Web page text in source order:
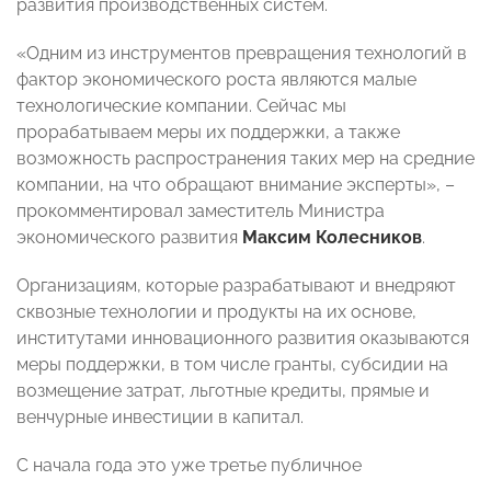
развития производственных систем.
«Одним из инструментов превращения технологий в
фактор экономического роста являются малые
технологические компании. Сейчас мы
прорабатываем меры их поддержки, а также
возможность распространения таких мер на средние
компании, на что обращают внимание эксперты», –
прокомментировал заместитель Министра
экономического развития Максим Колесников.
Организациям, которые разрабатывают и внедряют
сквозные технологии и продукты на их основе,
институтами инновационного развития оказываются
меры поддержки, в том числе гранты, субсидии на
возмещение затрат, льготные кредиты, прямые и
венчурные инвестиции в капитал.
С начала года это уже третье публичное